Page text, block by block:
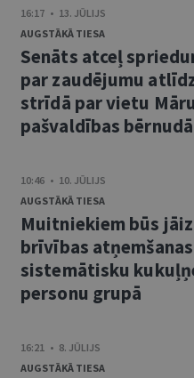
16:17 • 13. JŪLIJS
AUGSTĀKĀ TIESA
Senāts atceļ
par zaudējumu
strīdā par vietu
pašvaldības
10:46 • 10. JŪLIJS
AUGSTĀKĀ TIESA
Muitniekiem būs
brīvības
sistemātisku
personu grupā
16:21 • 8. JŪLIJS
AUGSTĀKĀ TIESA